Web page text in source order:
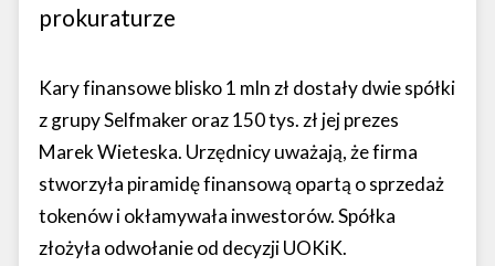
prokuraturze
Kary finansowe blisko 1 mln zł dostały dwie spółki
z grupy Selfmaker oraz 150 tys. zł jej prezes
Marek Wieteska. Urzędnicy uważają, że firma
stworzyła piramidę finansową opartą o sprzedaż
tokenów i okłamywała inwestorów. Spółka
złożyła odwołanie od decyzji UOKiK.